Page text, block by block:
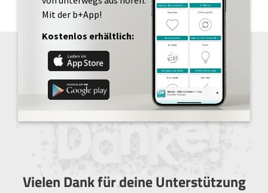
Mit der b+App!
Kostenlos erhältlich:
Vielen Dank für deine Unterstützung